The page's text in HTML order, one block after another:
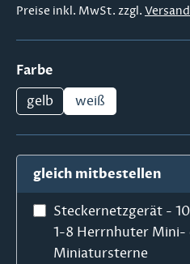
Preise inkl. MwSt. zzgl.
Farbeauswählen
gelb
weiß
gleich mitbestellen
Steckernetzgerät -
1-8 Herrnhuter Mini-
Miniatursterne